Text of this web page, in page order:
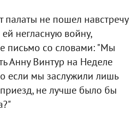
палаты не пошел навстречу
негласную войну,
письмо со словами: "Мы
Анну Винтур на Неделе
если мы заслужили лишь
не лучше было бы